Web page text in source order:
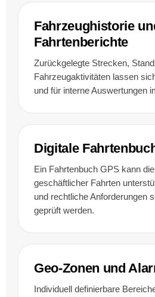
Fahrzeughistorie
Fahrtenberichte
Zurückgelegte Strecken,
Fahrzeugaktivitäten lassen
und für interne Auswertungen
Digitale
Ein Fahrtenbuch GPS kann
geschäftlicher Fahrten
und rechtliche Anforderungen
geprüft werden.
Geo-Zonen und
Individuell definierbare